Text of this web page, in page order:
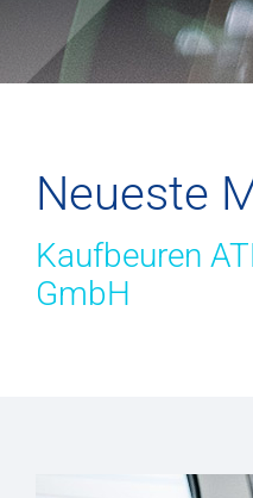
Neueste
Kaufbeuren
GmbH